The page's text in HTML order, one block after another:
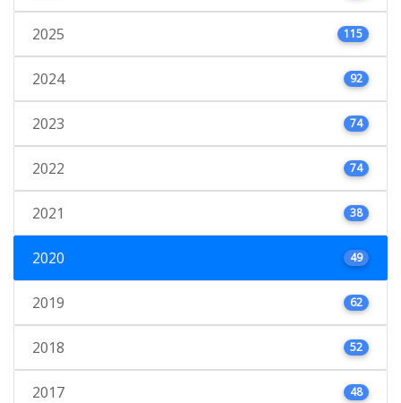
2025 115
2024 92
2023 74
2022 74
2021 38
2020 49
2019 62
2018 52
2017 48